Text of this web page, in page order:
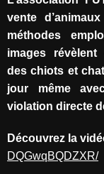
vente
méthodes
images
des chiots et
jour même
violation directe
Découvrez la
DQGwqBQDZXR/